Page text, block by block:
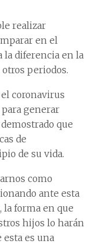
realizar
en el
la diferencia en la
periodos.
coronavirus
generar
que
de
de su vida.
como
ante esta
la forma en que
hijos lo harán
esta es una